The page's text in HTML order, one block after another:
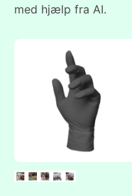
med hjælp fra AI.